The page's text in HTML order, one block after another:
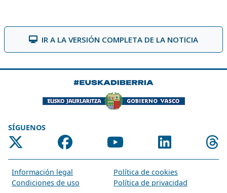
IR A LA VERSIÓN COMPLETA DE LA NOTICIA
SÍGUENOS
Información legal
Política de cookies
Condiciones de uso
Política de privacidad